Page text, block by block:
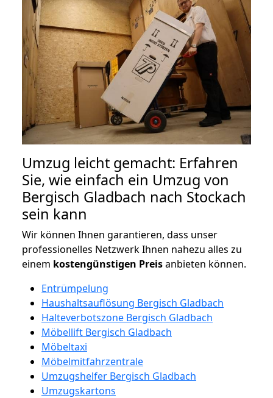
Umzug leicht gemacht: Erfahren
Sie, wie einfach ein Umzug von
Bergisch Gladbach nach Stockach
sein kann
Wir können Ihnen garantieren, dass unser
professionelles Netzwerk Ihnen nahezu alles zu
einem kostengünstigen Preisanbieten können.
Entrümpelung
Haushaltsauflösung Bergisch Gladbach
Halteverbotszone Bergisch Gladbach
Möbellift Bergisch Gladbach
Möbeltaxi
Möbelmitfahrzentrale
Umzugshelfer Bergisch Gladbach
Umzugskartons